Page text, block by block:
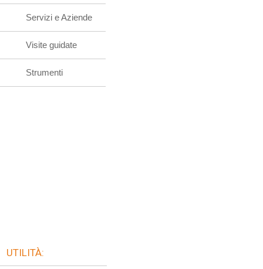
Servizi e Aziende
Visite guidate
Strumenti
UTILITÀ: